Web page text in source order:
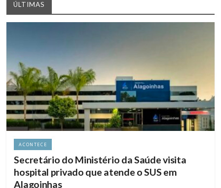
ÚLTIMAS
ACONTECE
Secretário do Ministério da Saúde visita
hospital privado que atende o SUS em
Alagoinhas